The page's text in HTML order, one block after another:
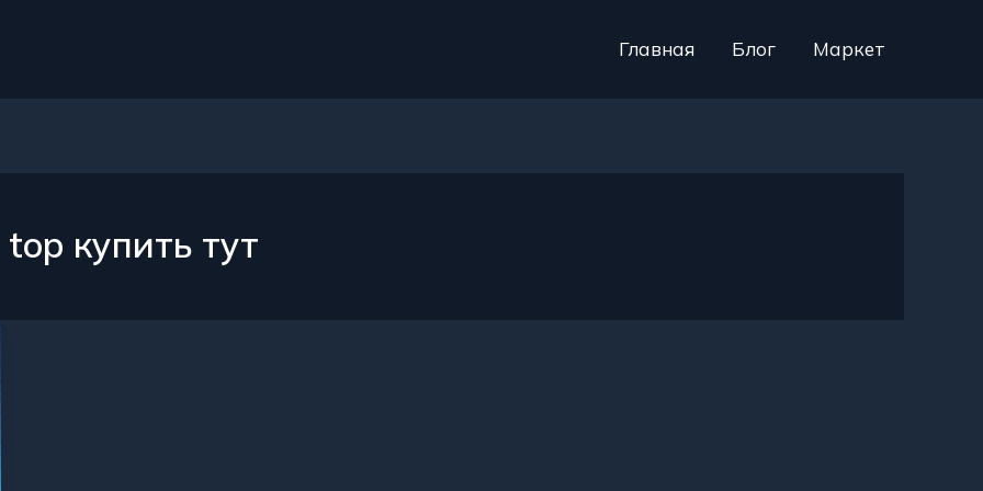
Главная Блог Маркет
купить тут